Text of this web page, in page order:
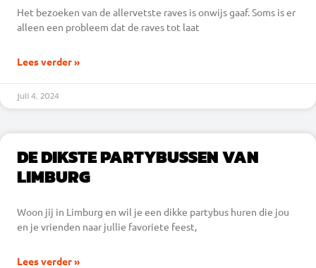
Het bezoeken van de allervetste raves is onwijs gaaf. Soms is er
alleen een probleem dat de raves tot laat
Lees verder »
juli 4, 2024
DE DIKSTE PARTYBUSSEN VAN
LIMBURG
Woon jij in Limburg en wil je een dikke partybus huren die jou
en je vrienden naar jullie favoriete feest,
Lees verder »